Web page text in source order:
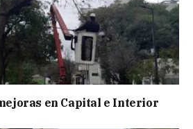
en Capital e Interior